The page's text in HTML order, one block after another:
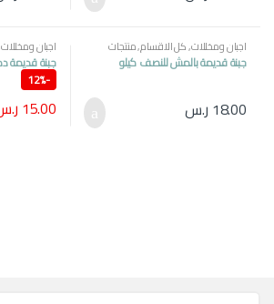
اجبان ومخللات,كل الاقسام,منتجات
مصرية
جبنة قديمة بالمش للنصف كيلو
18.00 ر.س
اجبان ومخللات
مصرية
جبنة قديمة
-
12%
15.00